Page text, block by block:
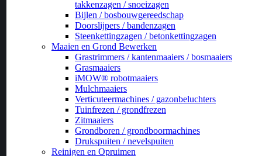
takkenzagen / snoeizagen
Bijlen / bosbouwgereedschap
Doorslijpers / bandenzagen
Steenkettingzagen / betonkettingzagen
Maaien en Grond Bewerken
Grastrimmers / kantenmaaiers / bosmaaiers
Grasmaaiers
iMOW® robotmaaiers
Mulchmaaiers
Verticuteermachines / gazonbeluchters
Tuinfrezen / grondfrezen
Zitmaaiers
Grondboren / grondboormachines
Drukspuiten / nevelspuiten
Reinigen en Opruimen